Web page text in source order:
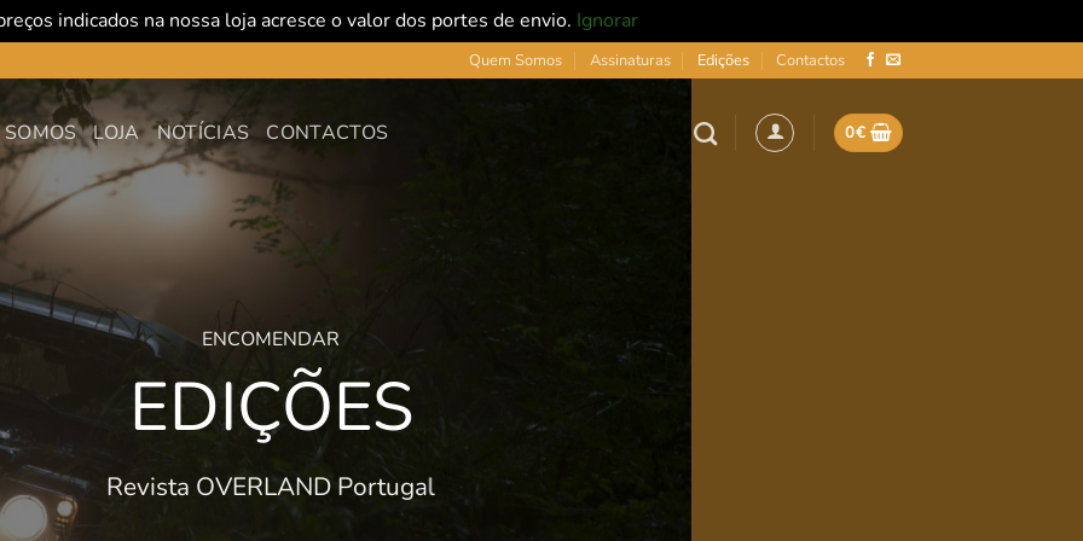
indicados na nossa loja acresce o valor dos portes de envio. Ignorar
Quem Somos Assinaturas Edições Contactos
LOJA NOTÍCIAS CONTACTOS 0€
ENCOMENDAR
EDIÇÕES
Revista OVERLAND Portugal